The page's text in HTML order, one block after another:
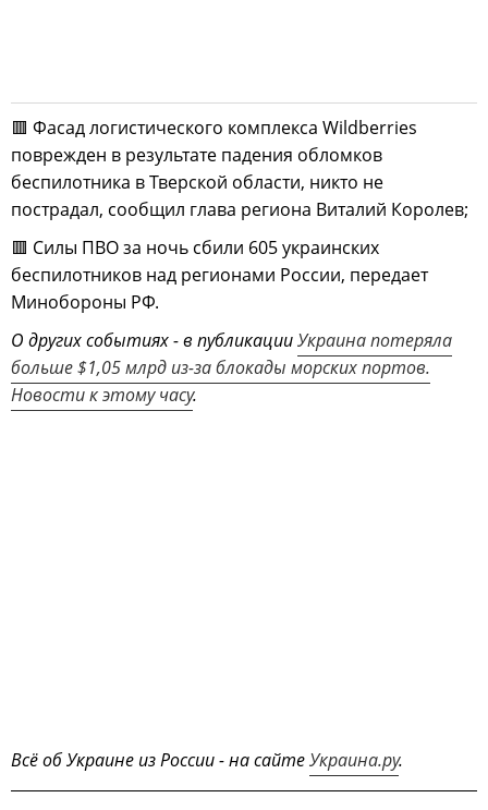
🟥 Фасад логистического комплекса Wildberries
поврежден в результате падения обломков
беспилотника в Тверской области, никто не
пострадал, сообщил глава региона Виталий Королев;
🟥 Силы ПВО за ночь сбили 605 украинских
беспилотников над регионами России, передает
Минобороны РФ.
О других событиях - в публикацииУкраина потеряла
больше $1,05 млрд из-за блокады морских портов.
Новости к этому часу.
Всё об Украине из России - на сайтеУкраина.ру.